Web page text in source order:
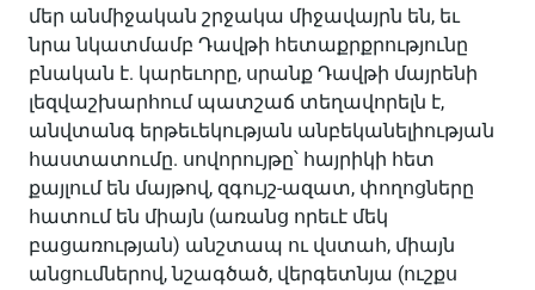
մեր անմիջական շրջակա միջավայրն են, եւ
նրա նկատմամբ Դավթի հետաքրքրությունը
բնական է. կարեւորը, սրանք Դավթի մայրենի
լեզվաշխարհում պատշաճ տեղավորելն է,
անվտանգ երթեւեկության անբեկանելիության
հաստատումը. սովորույթը՝ հայրիկի հետ
քայլում են մայթով, զգույշ-ազատ, փողոցները
հատում են միայն (առանց որեւէ մեկ
բացառության) անշտապ ու վստահ, միայն
անցումներով, նշագծած, վերգետնյա (ուշքս